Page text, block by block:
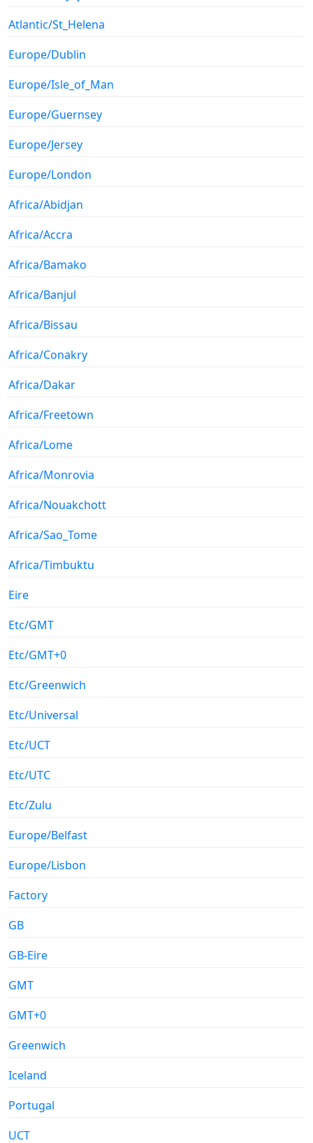
Atlantic/St_Helena
Europe/Dublin
Europe/Isle_of_Man
Europe/Guernsey
Europe/Jersey
Europe/London
Africa/Abidjan
Africa/Accra
Africa/Bamako
Africa/Banjul
Africa/Bissau
Africa/Conakry
Africa/Dakar
Africa/Freetown
Africa/Lome
Africa/Monrovia
Africa/Nouakchott
Africa/Sao_Tome
Africa/Timbuktu
Eire
Etc/GMT
Etc/GMT+0
Etc/Greenwich
Etc/Universal
Etc/UCT
Etc/UTC
Etc/Zulu
Europe/Belfast
Europe/Lisbon
Factory
GB
GB-Eire
GMT
GMT+0
Greenwich
Iceland
Portugal
UCT